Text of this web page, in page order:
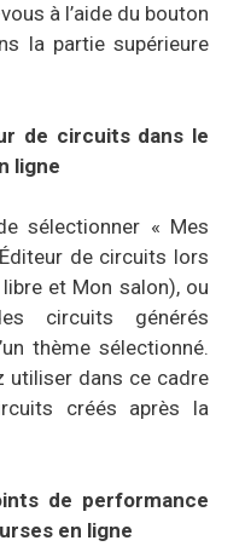
à l’aide du bouton
la partie supérieure
de circuits dans le
ligne
sélectionner « Mes
de circuits lors
et Mon salon), ou
circuits générés
thème sélectionné.
utiliser dans ce cadre
créés après la
de performance
en ligne